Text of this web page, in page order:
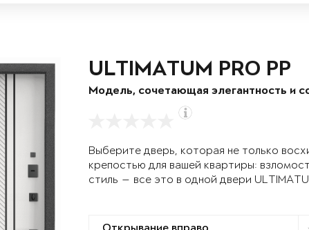
ULTIMATUM PRO PP
Модель, сочетающая элегантность и
Выберите дверь, которая не только
крепостью для вашей квартиры:
стиль — все это в одной двери